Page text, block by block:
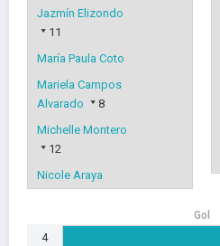
Jazmín Elizondo
11
María Paula Coto
Mariela Campos
Alvarado
8
Michelle Montero
12
Nicole Araya
Gol
4